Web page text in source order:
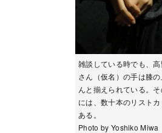
雑談している時でも、
さん（仮名）の手は膝
んと揃えられている。
には、数十本のリスト
ある。
Photo by Yoshiko Miwa